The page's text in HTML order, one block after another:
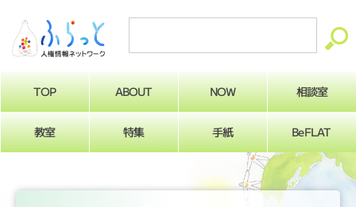
TOP ABOUT NOW 相談室
教室 特集 手紙 BeFLAT